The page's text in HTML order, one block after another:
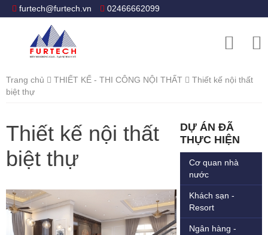
furtech@furtech.vn 02466662099
Trang chủ THIẾT KẾ - THI CÔNG NỘI THẤT
Thiết kế nội thất
biệt thự
Thiết kế nội thất
biệt thự
DỰ ÁN ĐÃ
THỰC HIỆN
Cơ quan nhà
nước
Khách sạn -
Resort
Ngân hàng -